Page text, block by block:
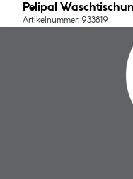
Pelipal
Artikelnummer: 933819